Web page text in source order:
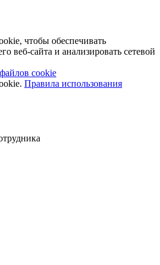
чтобы обеспечивать
веб-сайта и анализировать сетевой
cookie
Правила использования